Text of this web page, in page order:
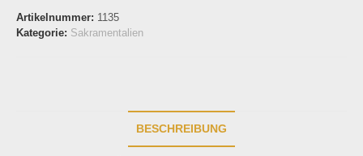
Artikelnummer: 1135
Kategorie: Sakramentalien
BESCHREIBUNG